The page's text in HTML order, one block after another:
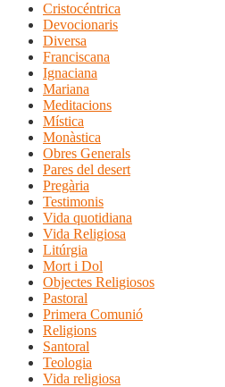
Cristocéntrica
Devocionaris
Diversa
Franciscana
Ignaciana
Mariana
Meditacions
Mística
Monàstica
Obres Generals
Pares del desert
Pregària
Testimonis
Vida quotidiana
Vida Religiosa
Litúrgia
Mort i Dol
Objectes Religiosos
Pastoral
Primera Comunió
Religions
Santoral
Teologia
Vida religiosa